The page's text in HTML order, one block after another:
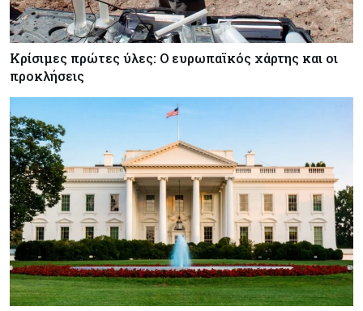
Κρίσιμες πρώτες ύλες: Ο ευρωπαϊκός χάρτης και οι
προκλήσεις